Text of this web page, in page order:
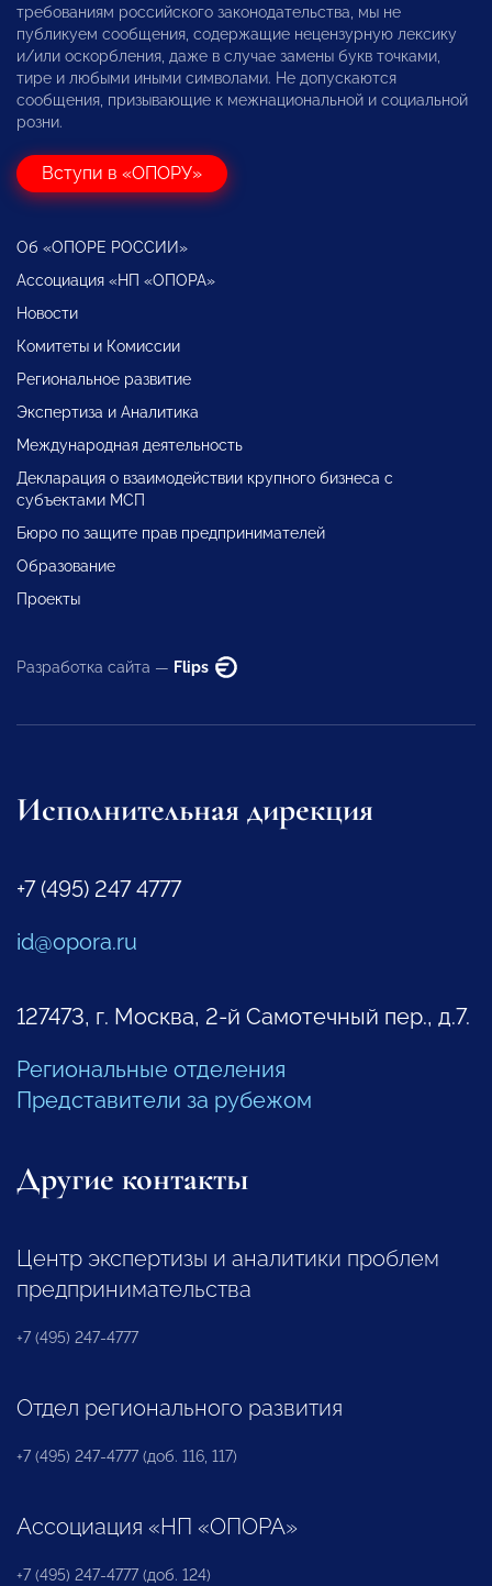
требованиям российского законодательства, мы не
публикуем сообщения, содержащие нецензурную лексику
и/или оскорбления, даже в случае замены букв точками,
тире и любыми иными символами. Не допускаются
сообщения, призывающие к межнациональной и социальной
розни.
Вступи в «ОПОРУ»
Об «ОПОРЕ РОССИИ»
Ассоциация «НП «ОПОРА»
Новости
Комитеты и Комиссии
Региональное развитие
Экспертиза и Аналитика
Международная деятельность
Декларация о взаимодействии крупного бизнеса с
субъектами МСП
Бюро по защите прав предпринимателей
Образование
Проекты
Разработка сайта — Flips
Исполнительная дирекция
+7 (495) 247 4777
id@opora.ru
127473, г. Москва, 2-й Самотечный пер., д.7.
Региональные отделения
Представители за рубежом
Другие контакты
Центр экспертизы и аналитики проблем
предпринимательства
+7 (495) 247-4777
Отдел регионального развития
+7 (495) 247-4777 (доб. 116, 117)
Ассоциация «НП «ОПОРА»
+7 (495) 247-4777 (доб. 124)